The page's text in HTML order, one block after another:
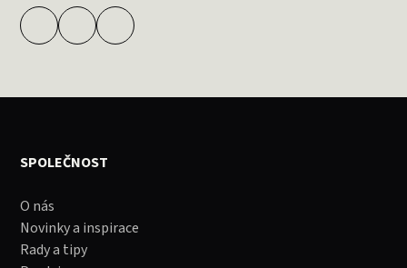
SPOLEČNOST
O nás
Novinky a inspirace
Rady a tipy